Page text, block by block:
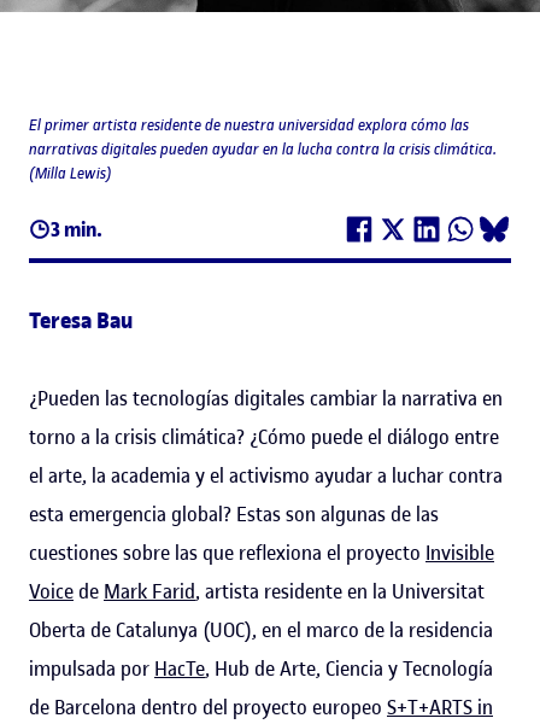
3 min.
El primer artista residente de nuestra universidad explora cómo las
narrativas digitales pueden ayudar en la lucha contra la crisis climática.
(Milla Lewis)
Teresa Bau
¿Pueden las tecnologías digitales cambiar la narrativa en
torno a la crisis climática? ¿Cómo puede el diálogo entre
el arte, la academia y el activismo ayudar a luchar contra
esta emergencia global? Estas son algunas de las
cuestiones sobre las que reflexiona el proyecto Invisible
Voice de Mark Farid, artista residente en la Universitat
Oberta de Catalunya (UOC), en el marco de la residencia
impulsada por HacTe, Hub de Arte, Ciencia y Tecnología
de Barcelona dentro del proyecto europeo S+T+ARTS in